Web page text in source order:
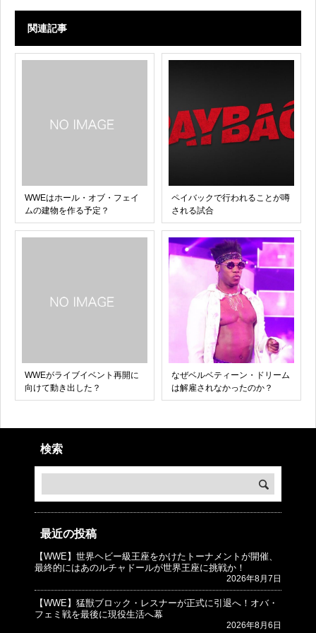
関連記事
WWEはホール・オブ・フェイ
ムの建物を作る予定？
ペイバックで行われることが噂
される試合
WWEがライブイベント再開に
向けて動き出した？
なぜベルベティーン・ドリーム
は解雇されなかったのか？
検索
最近の投稿
【WWE】世界ヘビー級王座をかけたトーナメントが開催、
最終的にはあのルチャドールが世界王座に挑戦か！
2026年8月7日
【WWE】猛獣ブロック・レスナーが正式に引退へ！オバ・
フェミ戦を最後に現役生活へ幕
2026年8月6日
© プロレスJunkie ～WWEの最新情報 USA～